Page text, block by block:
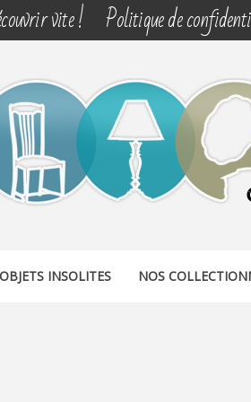
vite ! Politique de
OBJETS INSOLITES NOS